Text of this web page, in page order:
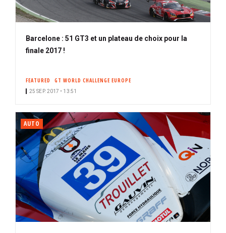
Barcelone : 51 GT3 et un plateau de choix pour la
finale 2017 !
FEATURED GT WORLD CHALLENGE EUROPE
25 SEP. 2017 • 13:51
AUTO